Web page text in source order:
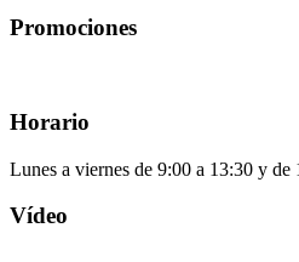
Promociones
Horario
Lunes a viernes de 9:00 a 13:30 y de
Vídeo